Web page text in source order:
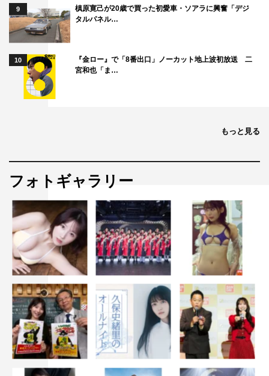
9
槙原寛己が20歳で買った初愛車・ソアラに興奮「デジ
タルパネル…
10
『金ロー』で「8番出口」ノーカット地上波初放送 二
宮和也「ま…
もっと見る
フォトギャラリー